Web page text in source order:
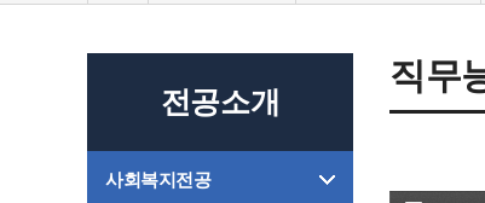
전공소개
사회복지전공
직무